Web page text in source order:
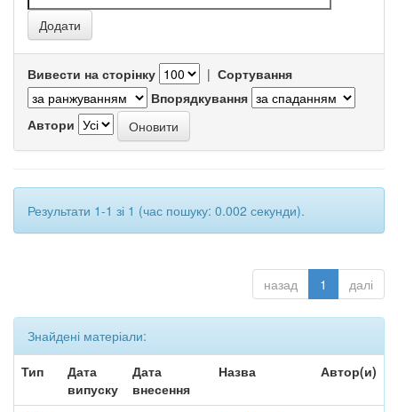
Вивести на сторінку | Сортування
Впорядкування
Автори
Результати 1-1 зі 1 (час пошуку: 0.002 секунди).
назад 1 далі
Знайдені матеріали:
Тип
Дата
випуску
Дата
внесення
Назва Автор(и)